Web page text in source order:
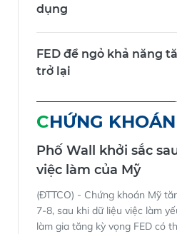
dụng
FED để ngỏ khả năng
trở lại
CHỨNG KHOÁN
Phố Wall khởi sắc
việc làm của Mỹ
(ĐTTCO) - Chứng khoán Mỹ
7-8, sau khi dữ liệu việc làm
làm gia tăng kỳ vọng FED có